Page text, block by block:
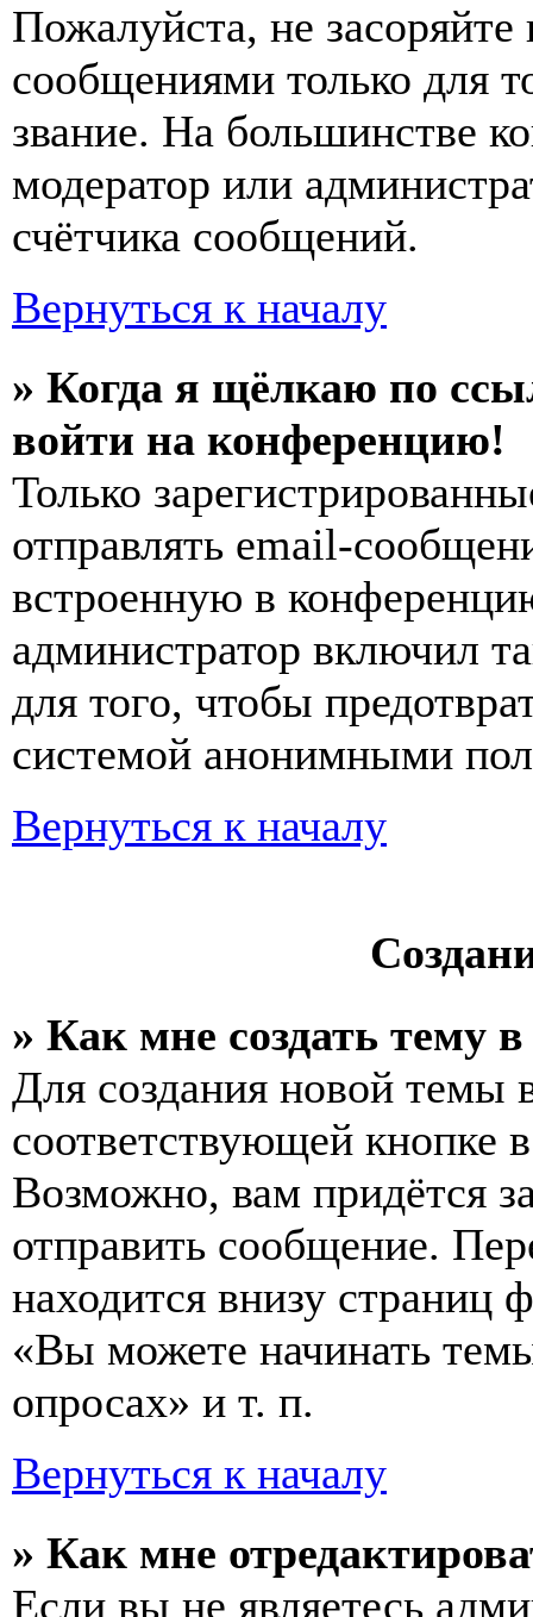
Пожалуйста, не
сообщениями только для
звание. На большинстве
модератор или
счётчика сообщений.
Вернуться к началу
» Когда я щёлкаю по
войти на конференцию!
Только
отправлять email-
встроенную в
администратор включил
для того, чтобы
системой анонимными
Вернуться к началу
» Как мне создать тему
Для создания новой темы
соответствующей кнопке
Возможно, вам придётся
отправить сообщение.
находится внизу
«Вы можете начинать
опросах» и т. п.
Вернуться к началу
» Как мне
Если вы не являетесь